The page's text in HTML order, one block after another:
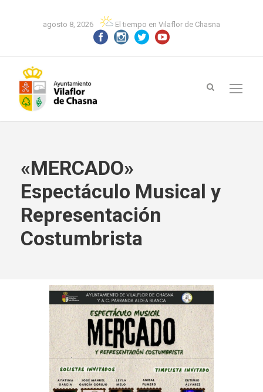
agosto 8, 2026 El tiempo en Vilaflor de Chasna
«MERCADO»
Espectáculo Musical y
Representación
Costumbrista